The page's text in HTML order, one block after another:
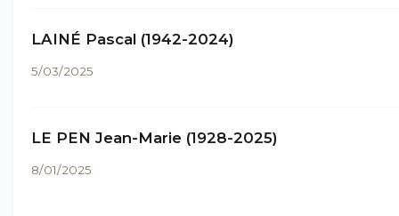
LAINÉ Pascal (1942-2024)
5/03/2025
LE PEN Jean-Marie (1928-2025)
8/01/2025